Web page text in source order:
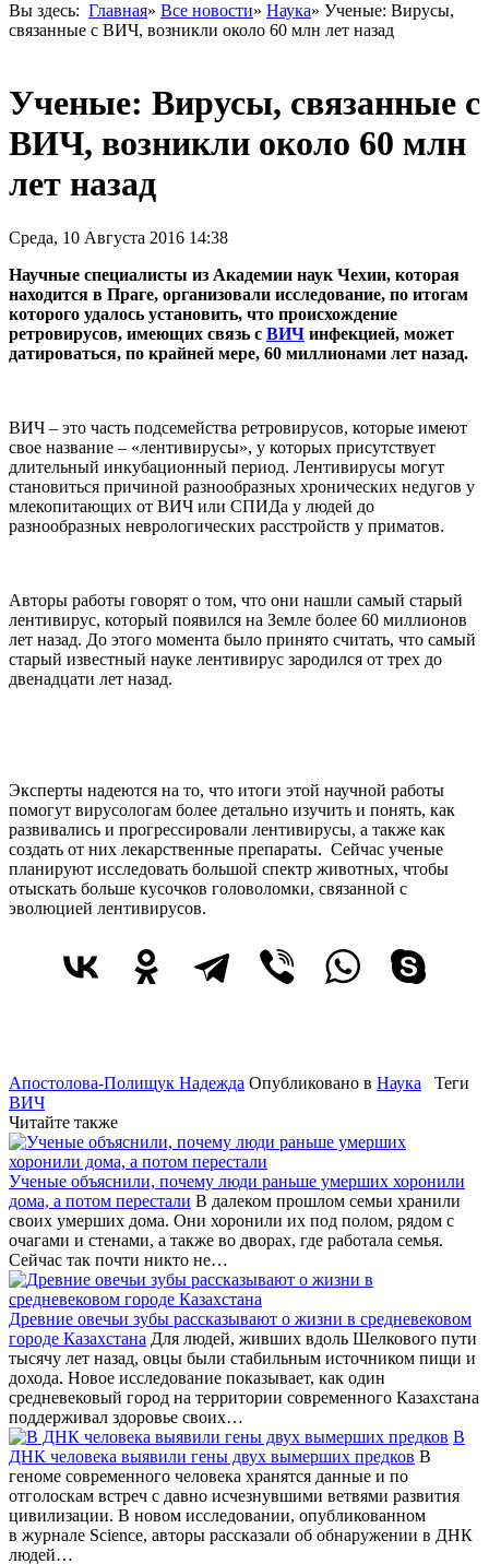
Вы здесь: Главная» Все новости» Наука» Ученые: Вирусы,
связанные с ВИЧ, возникли около 60 млн лет назад
Ученые: Вирусы, связанные с
ВИЧ, возникли около 60 млн
лет назад
Среда, 10 Августа 2016 14:38
Научные специалисты из Академии наук Чехии, которая
находится в Праге, организовали исследование, по итогам
которого удалось установить, что происхождение
ретровирусов, имеющих связь с ВИЧ инфекцией, может
датироваться, по крайней мере, 60 миллионами лет назад.
ВИЧ – это часть подсемейства ретровирусов, которые имеют
свое название – «лентивирусы», у которых присутствует
длительный инкубационный период. Лентивирусы могут
становиться причиной разнообразных хронических недугов у
млекопитающих от ВИЧ или СПИДа у людей до
разнообразных неврологических расстройств у приматов.
Авторы работы говорят о том, что они нашли самый старый
лентивирус, который появился на Земле более 60 миллионов
лет назад. До этого момента было принято считать, что самый
старый известный науке лентивирус зародился от трех до
двенадцати лет назад.
Эксперты надеются на то, что итоги этой научной работы
помогут вирусологам более детально изучить и понять, как
развивались и прогрессировали лентивирусы, а также как
создать от них лекарственные препараты. Сейчас ученые
планируют исследовать большой спектр животных, чтобы
отыскать больше кусочков головоломки, связанной с
эволюцией лентивирусов.
Апостолова-Полищук Надежда Опубликовано в Наука Теги
ВИЧ
Читайте также
Ученые объяснили, почему люди раньше умерших хоронили
дома, а потом перестали В далеком прошлом семьи хранили
своих умерших дома. Они хоронили их под полом, рядом с
очагами и стенами, а также во дворах, где работала семья.
Сейчас так почти никто не…
Древние овечьи зубы рассказывают о жизни в средневековом
городе Казахстана Для людей, живших вдоль Шелкового пути
тысячу лет назад, овцы были стабильным источником пищи и
дохода. Новое исследование показывает, как один
средневековый город на территории современного Казахстана
поддерживал здоровье своих…
В
ДНК человека выявили гены двух вымерших предков В
геноме современного человека хранятся данные и по
отголоскам встреч с давно исчезнувшими ветвями развития
цивилизации. В новом исследовании, опубликованном
в журнале Science, авторы рассказали об обнаружении в ДНК
людей…